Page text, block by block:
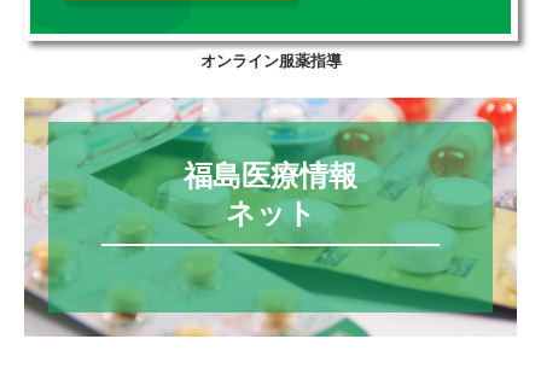
オンライン服薬指導
福島医療情報
ネット